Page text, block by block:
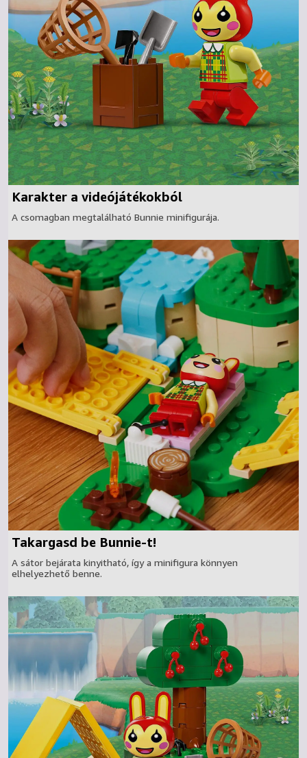
Karakter a videójátékokból
A csomagban megtalálható Bunnie minifigurája.
Takargasd be Bunnie-t!
A sátor bejárata kinyitható, így a minifigura könnyen
elhelyezhető benne.